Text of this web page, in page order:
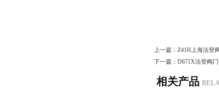
上一篇： Z41H上海法登
下一篇： D671X法登阀
相关产品